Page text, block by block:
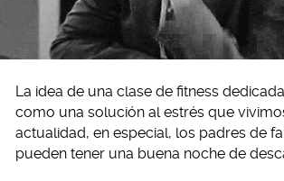
La idea de una clase de fitness
como una solución al estrés que
actualidad, en especial, los padres de
pueden tener una buena noche de